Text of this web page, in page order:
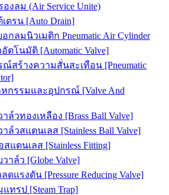
งลม (Air Service Unite)
ดรน [Auto Drain]
กลมนิวเมติก Pneumatic Air Cylinder
ตโนมัติ [Automatic Valve]
ณ์สร้างความสั่นสะเทือน [Pneumatic
กรรมและอุปกรณ์ [Valve And
ล์วทองเหลือง [Brass Ball Valve]
ล์วสแตนเลส [Stainless Ball Valve]
แตนเลส [Stainless Fitting]
าล์ว [Globe Valve]
ดแรงดัน [Pressure Reducing Valve]
ทรป [Steam Trap]